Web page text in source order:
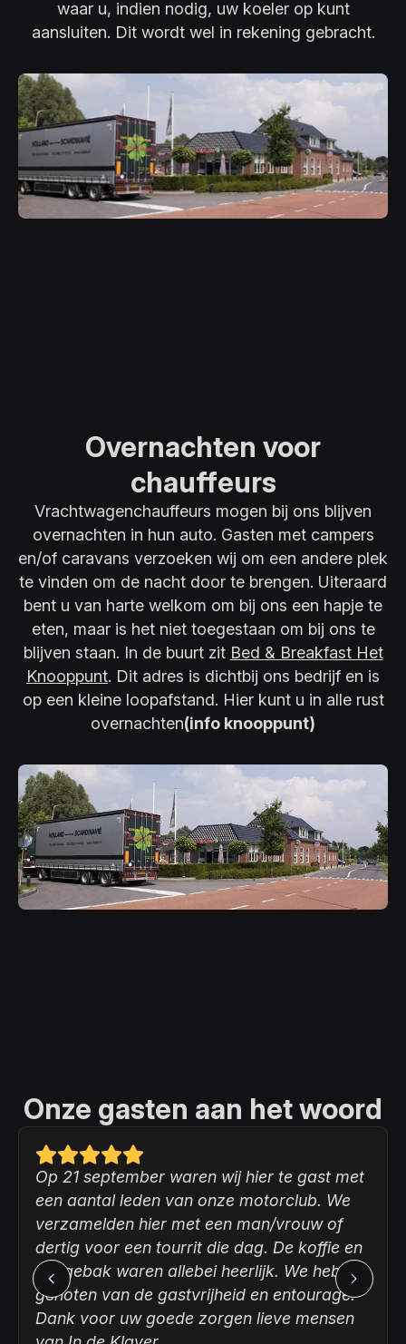
waar u, indien nodig, uw koeler op kunt
aansluiten. Dit wordt wel in rekening gebracht.
Overnachten voor
chauffeurs
Vrachtwagenchauffeurs mogen bij ons blijven
overnachten in hun auto. Gasten met campers
en/of caravans verzoeken wij om een andere plek
te vinden om de nacht door te brengen. Uiteraard
bent u van harte welkom om bij ons een hapje te
eten, maar is het niet toegestaan om bij ons te
blijven staan. In de buurt zit Bed & Breakfast Het
Knooppunt. Dit adres is dichtbij ons bedrijf en is
op een kleine loopafstand. Hier kunt u in alle rust
overnachten(info knooppunt)
Onze gasten aan het woord
Op 21 september waren wij hier te gast met
een aantal leden van onze motorclub. We
verzamelden hier met een man/vrouw of
dertig voor een tourrit die dag. De koffie en
het gebak waren allebei heerlijk. We hebben
genoten van de gastvrijheid en entourage.
Dank voor uw goede zorgen lieve mensen